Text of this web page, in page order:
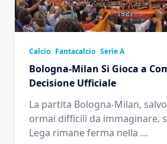
Calcio Fantacalcio Serie A
Bologna-Milan Si Gioca a
Decisione Ufficiale
La partita Bologna-Milan,
ormai difficili da immaginare,
Lega rimane ferma nella ...